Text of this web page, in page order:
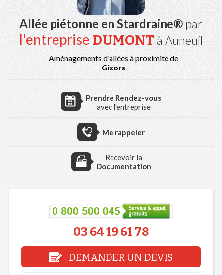
Allée piétonne en Stardraine® par
l'entreprise DUMONT à Auneuil
Aménagements d'allées à proximité de
Gisors
Prendre Rendez-vous
avec l'entreprise
Me rappeler
Recevoir la
Documentation
03 64 19 61 78
DEMANDER UN DEVIS